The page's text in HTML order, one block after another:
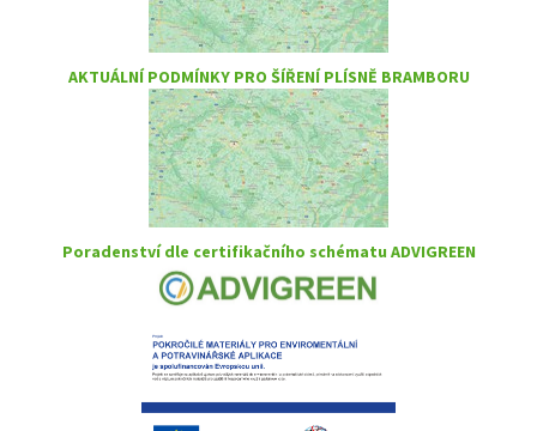
AKTUÁLNÍ PODMÍNKY PRO ŠÍŘENÍ PLÍSNĚ BRAMBORU
Poradenství dle certifikačního schématu ADVIGREEN